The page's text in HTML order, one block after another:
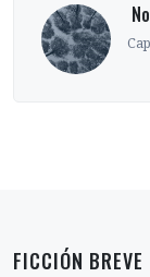
FICCIÓN BREVE